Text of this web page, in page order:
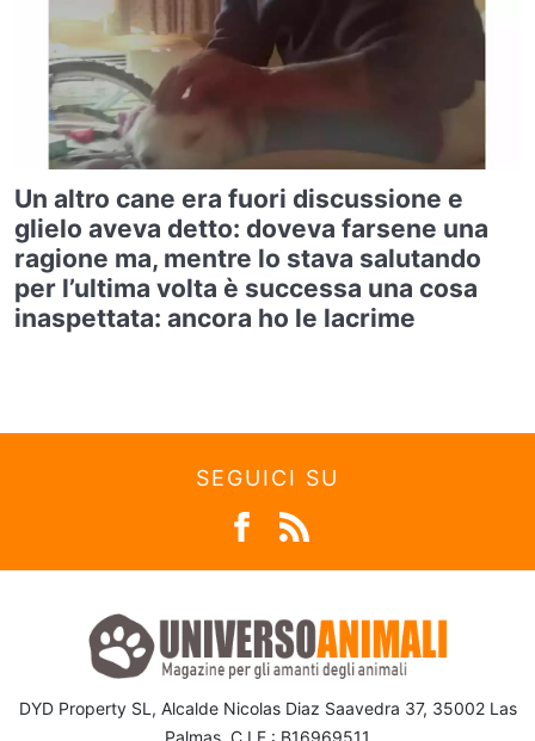
Un altro cane era fuori discussione e
glielo aveva detto: doveva farsene una
ragione ma, mentre lo stava salutando
per l’ultima volta è successa una cosa
inaspettata: ancora ho le lacrime
SEGUICI SU
DYD Property SL, Alcalde Nicolas Diaz Saavedra 37, 35002 Las
Palmas, C.I.F.: B16969511